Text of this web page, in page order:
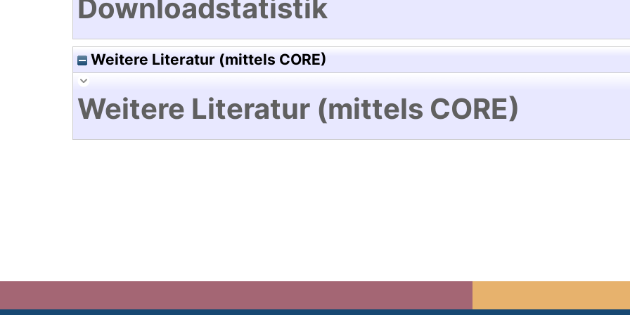
Downloadstatistik
Weitere Literatur (mittels CORE)
Weitere Literatur (mittels CORE)